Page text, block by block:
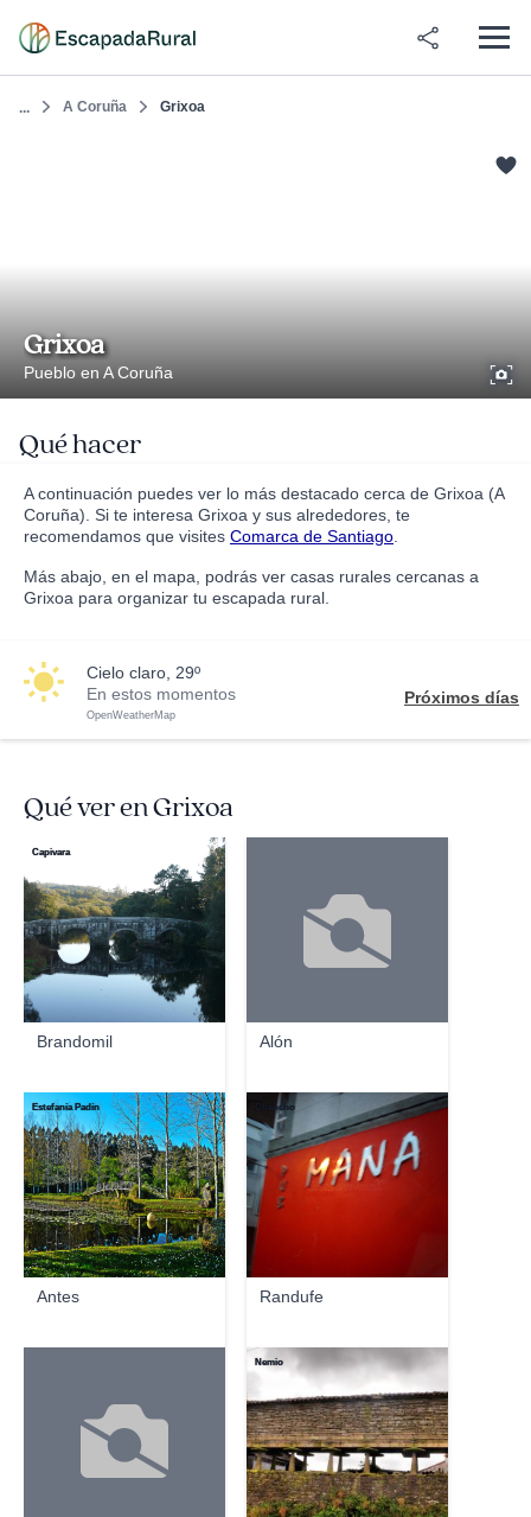
... A Coruña Grixoa
Grixoa
Pueblo en A Coruña
Qué hacer
A continuación puedes ver lo más destacado cerca de Grixoa (A
Coruña). Si te interesa Grixoa y sus alrededores, te
recomendamos que visites Comarca de Santiago
Más abajo, en el mapa, podrás ver casas rurales cercanas a
Grixoa para organizar tu escapada rural.
cielo claro, 29º
En estos momentos
OpenWeatherMap
Próximos días
Qué ver en Grixoa
Brandomil
Capivara
Alón
Antes
Estefanía Padín
Randufe
Chancho
Nemio